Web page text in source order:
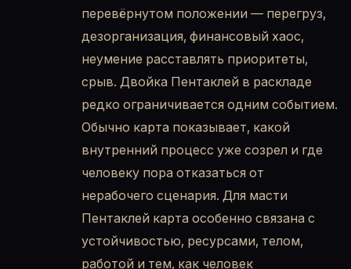
перевёрнутом положении — перегруз,
дезорганизация, финансовый хаос,
неумение расставлять приоритеты,
срыв. Двойка Пентаклей в раскладе
редко ограничивается одним событием.
Обычно карта показывает, какой
внутренний процесс уже созрел и где
человеку пора отказаться от
нерабочего сценария. Для масти
Пентаклей карта особенно связана с
устойчивостью, ресурсами, телом,
работой и тем, как человек